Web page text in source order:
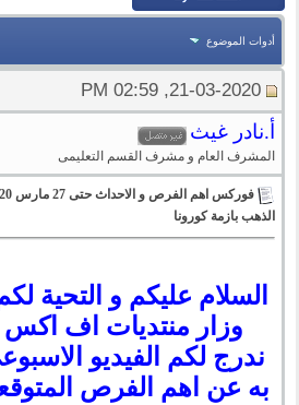
أدوات الموضوع
21-03-2020, 02:59 PM
أ.نادر غيث
المشرف العام و مشرف القسم التعليمى
الذهب بازمة كورونا
السلام عليكم و التحية
وزار منتديات اف اكس
ندرج لكم
الفيديو
به عن اهم الفرص